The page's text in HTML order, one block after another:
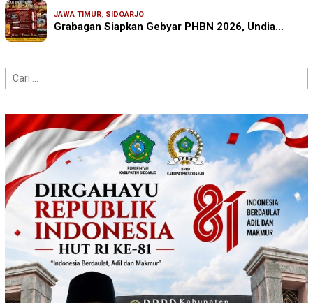
JAWA TIMUR, SIDOARJO
Grabagan Siapkan Gebyar PHBN 2026, Undia…
Cari
untuk: